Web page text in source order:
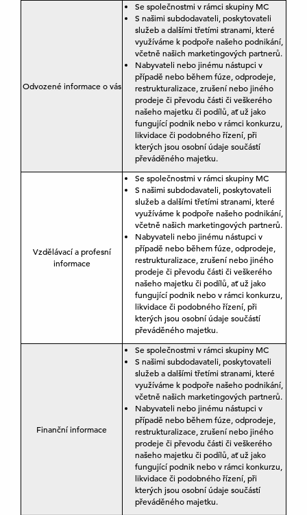
Odvozené informace o vás
Se společnostmi v rámci skupiny MC
S našimi subdodavateli, poskytovateli
služeb a dalšími třetími stranami, které
využíváme k podpoře našeho podnikání,
včetně našich marketingových partnerů.
Nabyvateli nebo jinému nástupci v
případě nebo během fúze, odprodeje,
restrukturalizace, zrušení nebo jiného
prodeje či převodu části či veškerého
našeho majetku či podílů, ať už jako
fungující podnik nebo v rámci konkurzu,
likvidace či podobného řízení, při
kterých jsou osobní údaje součástí
převáděného majetku.
Vzdělávací a profesní
informace
Se společnostmi v rámci skupiny MC
S našimi subdodavateli, poskytovateli
služeb a dalšími třetími stranami, které
využíváme k podpoře našeho podnikání,
včetně našich marketingových partnerů.
Nabyvateli nebo jinému nástupci v
případě nebo během fúze, odprodeje,
restrukturalizace, zrušení nebo jiného
prodeje či převodu části či veškerého
našeho majetku či podílů, ať už jako
fungující podnik nebo v rámci konkurzu,
likvidace či podobného řízení, při
kterých jsou osobní údaje součástí
převáděného majetku.
Finanční informace
Se společnostmi v rámci skupiny MC
S našimi subdodavateli, poskytovateli
služeb a dalšími třetími stranami, které
využíváme k podpoře našeho podnikání,
včetně našich marketingových partnerů.
Nabyvateli nebo jinému nástupci v
případě nebo během fúze, odprodeje,
restrukturalizace, zrušení nebo jiného
prodeje či převodu části či veškerého
našeho majetku či podílů, ať už jako
fungující podnik nebo v rámci konkurzu,
likvidace či podobného řízení, při
kterých jsou osobní údaje součástí
převáděného majetku.